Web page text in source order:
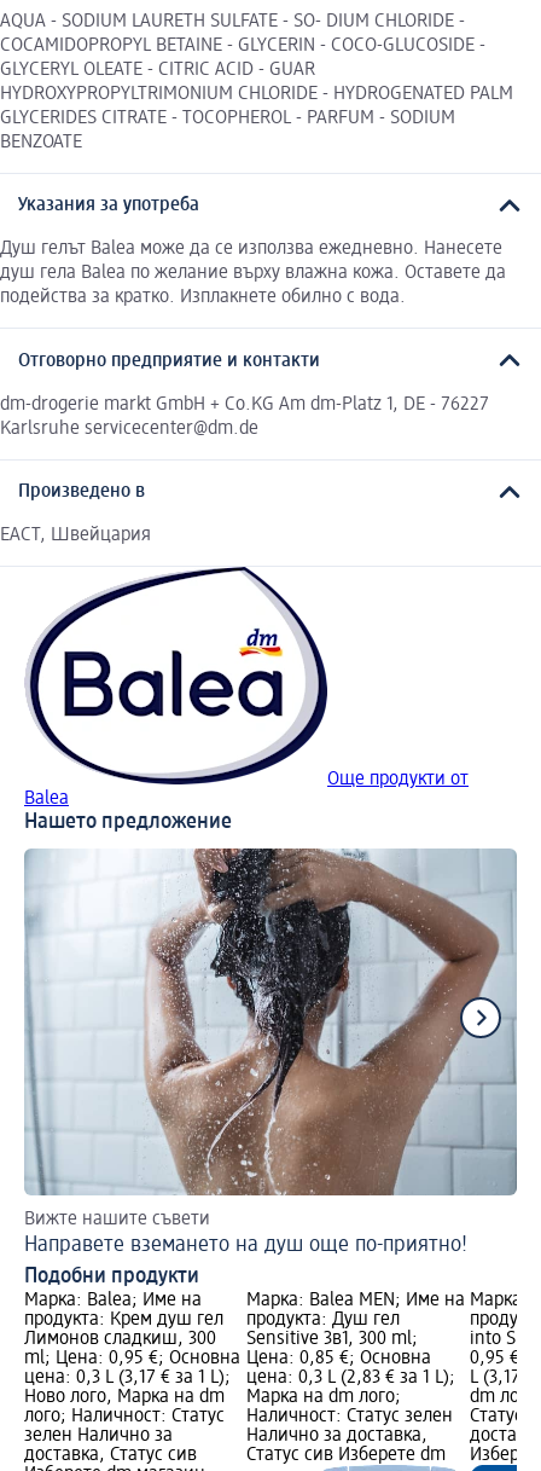
AQUA - SODIUM LAURETH SULFATE - SO- DIUM CHLORIDE -
COCAMIDOPROPYL BETAINE - GLYCERIN - COCO-GLUCOSIDE -
GLYCERYL OLEATE - CITRIC ACID - GUAR
HYDROXYPROPYLTRIMONIUM CHLORIDE - HYDROGENATED PALM
GLYCERIDES CITRATE - TOCOPHEROL - PARFUM - SODIUM
BENZOATE
Указания за употреба
Душ гелът Balea може да се използва ежедневно. Нанесете
душ гела Balea по желание върху влажна кожа. Оставете да
подейства за кратко. Изплакнете обилно с вода.
Отговорно предприятие и контакти
dm-drogerie markt GmbH + Co.KG Am dm-Platz 1, DE - 76227
Karlsruhe servicecenter@dm.de
Произведено в
ЕАСТ, Швейцария
Още продукти от
Balea
Нашето предложение
Вижте нашите съвети
Направете вземането на душ още по-приятно!
Подобни продукти
Марка: Balea; Име на
продукта: Крем душ гел
Лимонов сладкиш, 300
ml; Цена: 0,95 €; Основна
цена: 0,3 L (3,17 € за 1 L);
Ново лого, Марка на dm
лого; Наличност: Статус
зелен Налично за
доставка, Статус сив
Марка: Balea MEN; Име на
продукта: Душ гел
Sensitive 3в1, 300 ml;
Цена: 0,85 €; Основна
цена: 0,3 L (2,83 € за 1 L);
Марка на dm лого;
Наличност: Статус зелен
Налично за доставка,
Статус сив Изберете dm
Марка:
into
0,95 €;
L (3,17
dm
Статус